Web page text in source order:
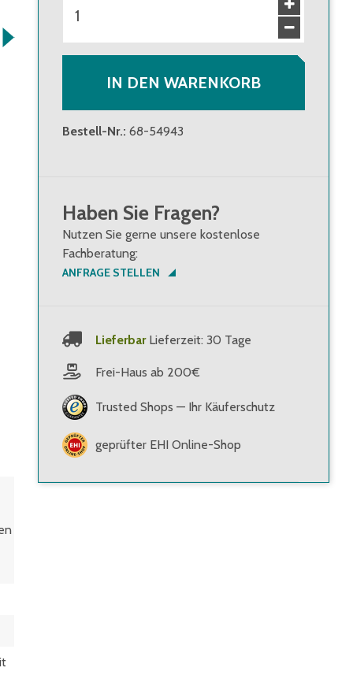
IN DEN WARENKORB
Bestell-Nr.: 68-54943
Haben Sie Fragen?
Nutzen Sie gerne unsere kostenlose
Fachberatung:
ANFRAGE STELLEN
Lieferbar Lieferzeit: 30 Tage
Frei-Haus ab 200€
Trusted Shops — Ihr Käuferschutz
geprüfter EHI Online-Shop